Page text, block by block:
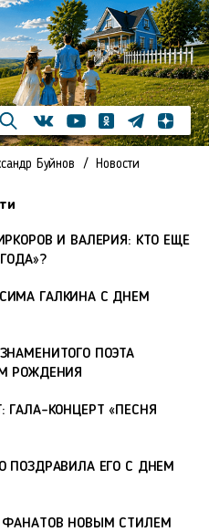
ВконтактеYoutubeОдноклассники
ТелеграмЯндекс
Буйнов Новости
И ВАЛЕРИЯ: КТО ЕЩЕ
ГАЛКИНА С ДНЕМ
ПОЭТА
РОЖДЕНИЯ
ГАЛА-КОНЦЕРТ «ПЕСНЯ
ПОЗДРАВИЛА ЕГО С ДНЕМ
ФАНАТОВ НОВЫМ СТИЛЕМ